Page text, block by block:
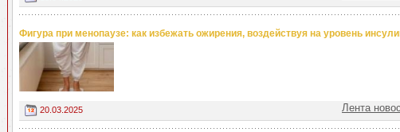
Фигура при менопаузе: как избежать ожирения, воздействуя на уровень
20.03.2025 Лента